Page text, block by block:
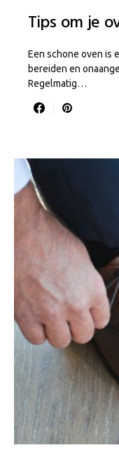
Tips om je
Een schone oven is
bereiden en
Regelmatig…